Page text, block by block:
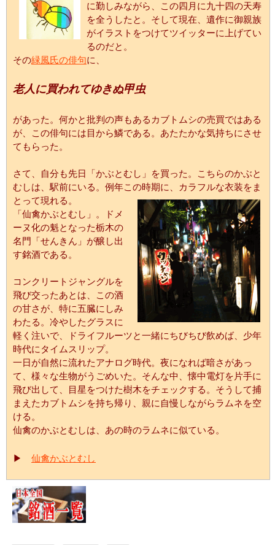
に勤しみながら、この四月に九十四の天寿
を全うしたと。そして現在、遺作に御親族
がイラストをつけてツイッターに上げてい
るのだと。
その緑風氏の俳句に、
老人に買われてゆきぬ甲虫
があった。何かと批判の声もあるカブトムシの売買ではある
が、この俳句には目から鱗である。あたたかな気持ちにさせ
てもらった。
さて、自分も先日「かぶとむし」を買った。こちらのかぶと
むしは、駅前にいる。例年この時期に、カラフルな衣装をま
とって現れる。
「仙禽かぶとむし」。ドメ
ーヌ化の魁となった栃木の
名門「せんきん」が醸し出
す銘酒である。
コンクリートジャングルを
飛び交ったあとは、この酒
の甘さが、特に五臓にしみ
わたる。冷やしたグラスに
軽く注いで、ドライフルーツと一緒にちびちび飲めば、少年
時代にタイムスリップ。
一日が自然に流れたアナログ時代。夜になれば暗さがあっ
て、様々な生物がうごめいた。そんな中、懐中電灯を片手に
飛び出して、目星をつけた樹木をチェックする。そうして捕
まえたカブトムシを持ち帰り、親に自慢しながらラムネを空
ける。
仙禽のかぶとむしは、あの時のラムネに似ている。
▶ 仙禽かぶとむし